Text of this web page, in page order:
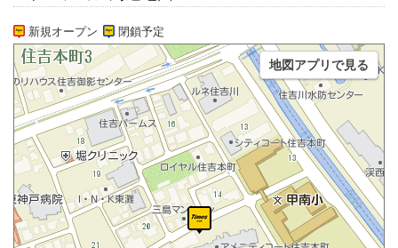
新規オープン 閉鎖予定
地図アプリで見る